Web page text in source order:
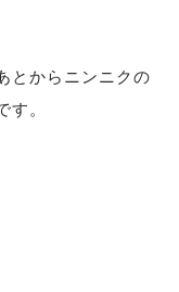
とからニンニクの
す。